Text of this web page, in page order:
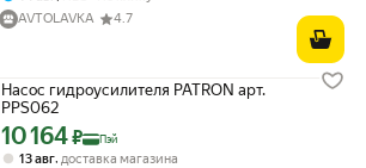
AVTOLAVKA
4.7
Насос гидроусилителя PATRON арт.
PPS062
Цена с картой Яндекс Пэй 10164 ₽ вместо
10 164₽ Пэй
13 авг, доставка магазина